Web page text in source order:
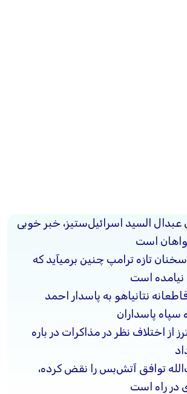
عبدال السید اسرائیل‌ستیز، خبر خوبی
است
سخنان تازه ترامپ چنین برمیآید که
است
نتانیاهو به پاسدار احمد
پاسداران
از اختلاف نظر در مذاکرات در باره
توافق آتش‌بس را نقض کرده،
در راه است